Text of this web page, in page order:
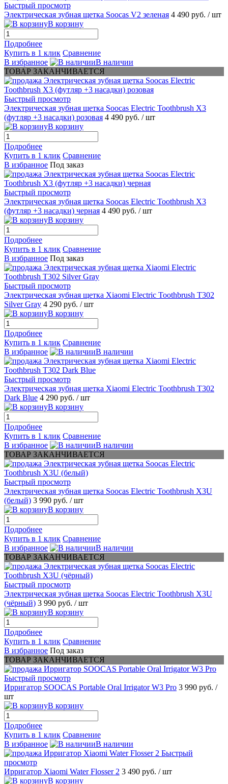
Быстрый просмотр
Электрическая зубная щетка Soocas V2 зеленая 4 490 руб. / шт
В корзину
Подробнее
Купить в 1 клик Сравнение
В избранное
В наличии
ТОВАР ЗАКАНЧИВАЕТСЯ
Быстрый просмотр
Электрическая зубная щетка Soocas Electric Toothbrush X3
(футляр +3 насадки) розовая 4 490 руб. / шт
В корзину
Подробнее
Купить в 1 клик Сравнение
В избранное Под заказ
Быстрый просмотр
Электрическая зубная щетка Soocas Electric Toothbrush X3
(футляр +3 насадки) черная 4 490 руб. / шт
В корзину
Подробнее
Купить в 1 клик Сравнение
В избранное Под заказ
Быстрый просмотр
Электрическая зубная щетка Xiaomi Electric Toothbrush T302
Silver Gray 4 290 руб. / шт
В корзину
Подробнее
Купить в 1 клик Сравнение
В избранное
В наличии
Быстрый просмотр
Электрическая зубная щетка Xiaomi Electric Toothbrush T302
Dark Blue 4 290 руб. / шт
В корзину
Подробнее
Купить в 1 клик Сравнение
В избранное
В наличии
ТОВАР ЗАКАНЧИВАЕТСЯ
Быстрый просмотр
Электрическая зубная щетка Soocas Electric Toothbrush X3U
(белый) 3 990 руб. / шт
В корзину
Подробнее
Купить в 1 клик Сравнение
В избранное
В наличии
ТОВАР ЗАКАНЧИВАЕТСЯ
Быстрый просмотр
Электрическая зубная щетка Soocas Electric Toothbrush X3U
(чёрный) 3 990 руб. / шт
В корзину
Подробнее
Купить в 1 клик Сравнение
В избранное Под заказ
ТОВАР ЗАКАНЧИВАЕТСЯ
Быстрый просмотр
Ирригатор SOOCAS Portable Oral Irrigator W3 Pro 3 990 руб. /
шт
В корзину
Подробнее
Купить в 1 клик Сравнение
В избранное
В наличии
Быстрый
просмотр
Ирригатор Xiaomi Water Flosser 2 3 490 руб. / шт
В корзину